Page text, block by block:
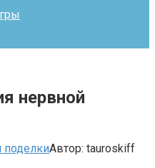
нервной
поделкиАвтор: tauroskiff